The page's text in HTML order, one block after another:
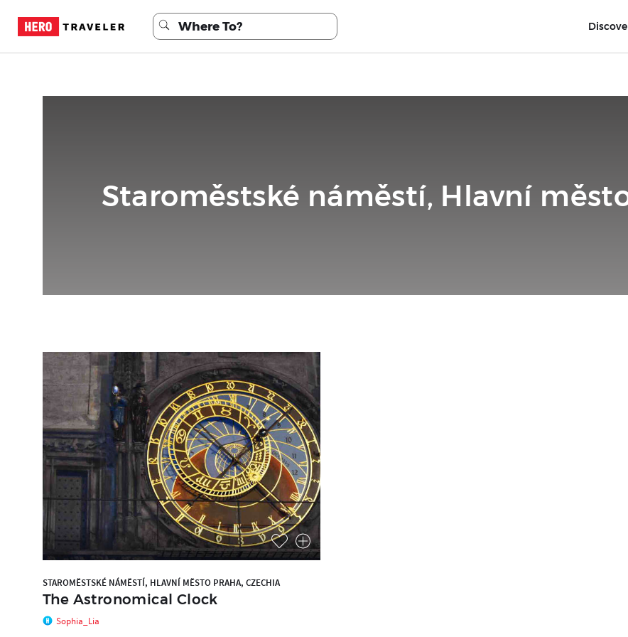
Staroměstské náměstí, Hlavní
STAROMĚSTSKÉ NÁMĚSTÍ, HLAVNÍ MĚSTO PRAHA, CZECHIA
The Astronomical Clock
Sophia_Lia